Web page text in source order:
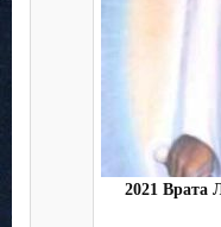
2021 Врата